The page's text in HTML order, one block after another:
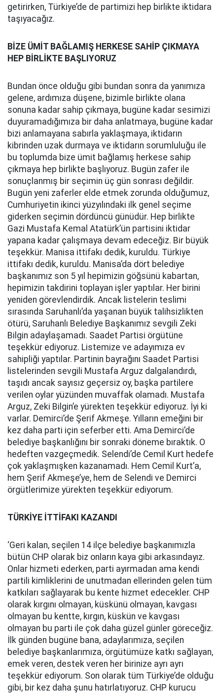
getirirken, Türkiye’de de partimizi hep birlikte iktidara
taşıyacağız.
BİZE ÜMİT BAĞLAMIŞ HERKESE SAHİP ÇIKMAYA
HEP BİRLİKTE BAŞLIYORUZ
Bundan önce olduğu gibi bundan sonra da yanımıza
gelene, ardımıza düşene, bizimle birlikte olana
sonuna kadar sahip çıkmaya, bugüne kadar sesimizi
duyuramadığımıza bir daha anlatmaya, bugüne kadar
bizi anlamayana sabırla yaklaşmaya, iktidarın
kibrinden uzak durmaya ve iktidarın sorumluluğu ile
bu toplumda bize ümit bağlamış herkese sahip
çıkmaya hep birlikte başlıyoruz. Bugün zafer ile
sonuçlanmış bir seçimin üç gün sonrası değildir.
Bugün yeni zaferler elde etmek zorunda olduğumuz,
Cumhuriyetin ikinci yüzyılındaki ilk genel seçime
giderken seçimin dördüncü günüdür. Hep birlikte
Gazi Mustafa Kemal Atatürk’ün partisini iktidar
yapana kadar çalışmaya devam edeceğiz. Bir büyük
teşekkür. Manisa ittifakı dedik, kuruldu. Türkiye
ittifakı dedik, kuruldu. Manisa’da dört belediye
başkanımız son 5 yıl hepimizin göğsünü kabartan,
hepimizin takdirini toplayan işler yaptılar. Her birini
yeniden görevlendirdik. Ancak listelerin teslimi
sırasında Saruhanlı’da yaşanan büyük talihsizlikten
ötürü, Saruhanlı Belediye Başkanımız sevgili Zeki
Bilgin adaylaşamadı. Saadet Partisi örgütüne
teşekkür ediyoruz. Listemize ve adayımıza ev
sahipliği yaptılar. Partinin bayrağını Saadet Partisi
listelerinden sevgili Mustafa Arguz dalgalandırdı,
taşıdı ancak sayısız geçersiz oy, başka partilere
verilen oylar yüzünden muvaffak olamadı. Mustafa
Arguz, Zeki Bilgin’e yürekten teşekkür ediyoruz. İyi ki
varlar. Demirci’de Şerif Akmeşe. Yılların emeğini bir
kez daha parti için seferber etti. Ama Demirci’de
belediye başkanlığını bir sonraki döneme bıraktık. O
hedeften vazgeçmedik. Selendi’de Cemil Kurt hedefe
çok yaklaşmışken kazanamadı. Hem Cemil Kurt’a,
hem Şerif Akmeşe’ye, hem de Selendi ve Demirci
örgütlerimize yürekten teşekkür ediyorum.
TÜRKİYE İTTİFAKI KAZANDI
‘Geri kalan, seçilen 14 ilçe belediye başkanımızla
bütün CHP olarak biz onların kaya gibi arkasındayız.
Onlar hizmeti ederken, parti ayırmadan ama kendi
partili kimliklerini de unutmadan ellerinden gelen tüm
katkıları sağlayarak bu kente hizmet edecekler. CHP
olarak kırgını olmayan, küskünü olmayan, kavgası
olmayan bu kentte, kırgın, küskün ve kavgası
olmayan bu parti ile çok daha güzel günler göreceğiz.
İlk günden bugüne bana, adaylarımıza, seçilen
belediye başkanlarımıza, örgütümüze katkı sağlayan,
emek veren, destek veren her birinize ayrı ayrı
teşekkür ediyorum. Son olarak tüm Türkiye’de olduğu
gibi, bir kez daha şunu hatırlatıyoruz. CHP kurucu